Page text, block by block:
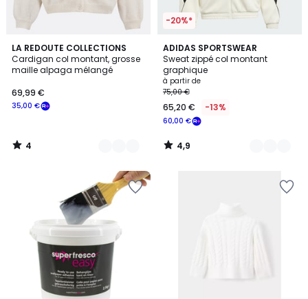
LA REDOUTE COLLECTIONS
Cardigan col montant, grosse
maille alpaga mélangé
€
souscrivez
notre
programme
35,00
35,00 €
69,99 €
4
/
5
3
Couleurs
4
/
-20%*
ADIDAS SPORTSWEAR
Sweat zippé col montant
graphique
à partir de
60,00 €
75,00 €
65,20 € -13%
4,9
/ 5
6
Couleurs
4,9
/